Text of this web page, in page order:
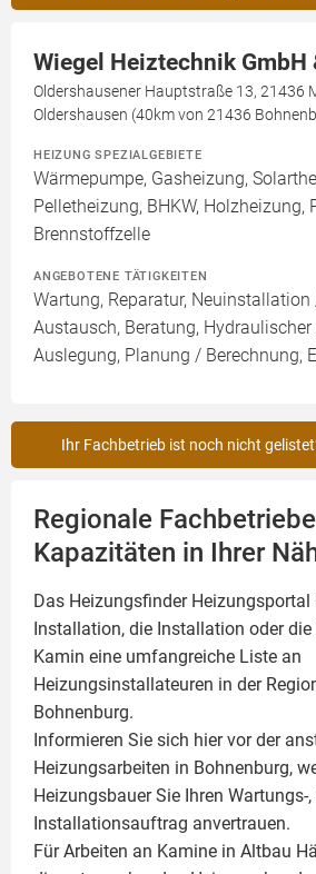
Wiegel Heiztechnik GmbH
Oldershausener Hauptstraße 13, 21436
Oldershausen (40km von 21436
HEIZUNG SPEZIALGEBIETE
Wärmepumpe, Gasheizung,
Pelletheizung, BHKW, Holzheizung,
Brennstoffzelle
ANGEBOTENE TÄTIGKEITEN
Wartung, Reparatur, Neuinstallation
Austausch, Beratung,
Auslegung, Planung / Berechnung,
Ihr Fachbetrieb ist noch nicht
Regionale
Kapazitäten in Ihrer
Das Heizungsfinder
Installation, die Installation oder
Kamin eine umfangreiche Liste an
Heizungsinstallateuren in der
Bohnenburg.
Informieren Sie sich hier vor der
Heizungsarbeiten in Bohnenburg,
Heizungsbauer Sie Ihren Wartungs-
Installationsauftrag anvertrauen.
Für Arbeiten an Kamine in Altbau